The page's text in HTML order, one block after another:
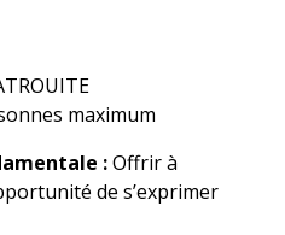
maximum
:Offrir à
de s’exprimer